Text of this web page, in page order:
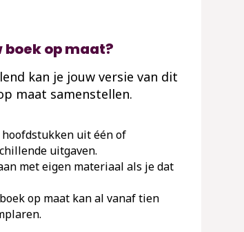
boek op maat?
kan je jouw versie van dit
maat samenstellen.
hoofdstukken uit één of
uitgaven.
met eigen materiaal als je dat
op maat kan al vanaf tien